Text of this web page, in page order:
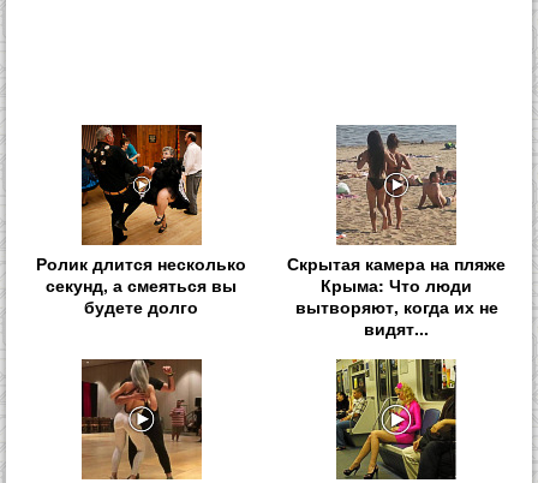
Ролик длится несколько
секунд, а смеяться вы
будете долго
Скрытая камера на пляже
Крыма: Что люди
вытворяют, когда их не
видят...